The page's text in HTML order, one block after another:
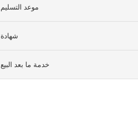
موعد التسليم
شهادة
خدمة ما بعد البيع